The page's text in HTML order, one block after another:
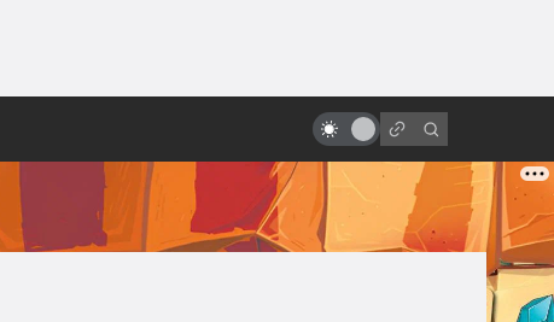
мёртвых девочек